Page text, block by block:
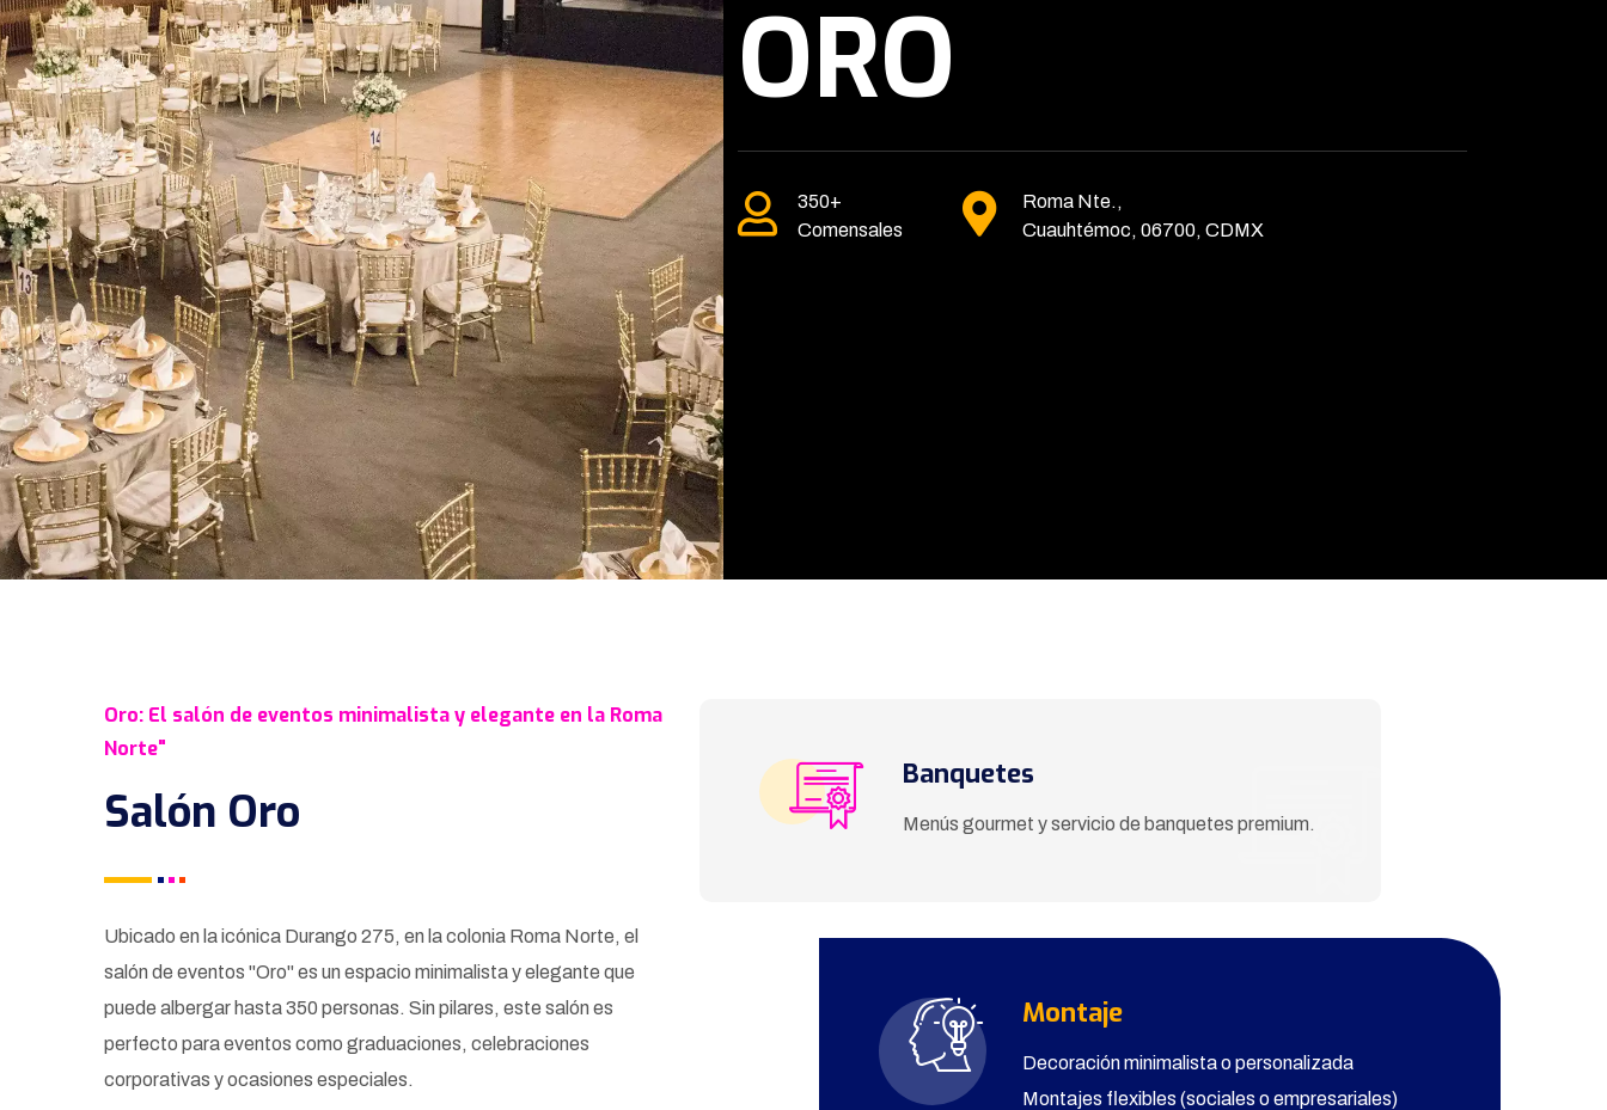
ORO
350+
Comensales
Roma Nte.,
Cuauhtémoc, 06700, CDMX
Oro: El salón de eventos minimalista y elegante en la Roma
Norte"
Salón Oro
Ubicado en la icónica Durango 275, en la colonia Roma Norte, el
salón de eventos "Oro" es un espacio minimalista y elegante que
puede albergar hasta 350 personas. Sin pilares, este salón es
perfecto para eventos como graduaciones, celebraciones
corporativas y ocasiones especiales.
Banquetes
Menús gourmet y servicio de banquetes premium.
Montaje
Decoración minimalista o personalizada
Montajes flexibles (sociales o empresariales)